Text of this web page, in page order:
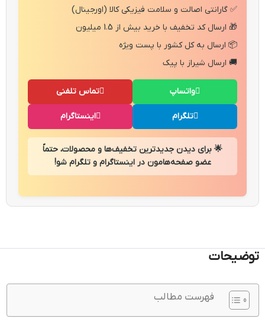
✅ گارانتی اصالت و سلامت فیزیکی کالا (اورجینال)
🎁 ارسال کد تخفیف با خرید بیش از 1.5 میلیون
📦 ارسال به کل کشور با پست ویژه
🚚 ارسال شیراز با پیک
تماس تلفنی واتساپ
اینستاگرام تلگرام
🌟 برای دیدن جدیدترین تخفیف‌ها و محصولات، حتماً
عضو صفحه‌هامون در اینستاگرام و تلگرام شو!
توضیحات
فهرست مطالب